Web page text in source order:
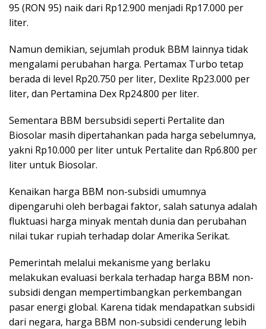
95 (RON 95) naik dari Rp12.900 menjadi Rp17.000 per
liter.
Namun demikian, sejumlah produk BBM lainnya tidak
mengalami perubahan harga. Pertamax Turbo tetap
berada di level Rp20.750 per liter, Dexlite Rp23.000 per
liter, dan Pertamina Dex Rp24.800 per liter.
Sementara BBM bersubsidi seperti Pertalite dan
Biosolar masih dipertahankan pada harga sebelumnya,
yakni Rp10.000 per liter untuk Pertalite dan Rp6.800 per
liter untuk Biosolar.
Kenaikan harga BBM non-subsidi umumnya
dipengaruhi oleh berbagai faktor, salah satunya adalah
fluktuasi harga minyak mentah dunia dan perubahan
nilai tukar rupiah terhadap dolar Amerika Serikat.
Pemerintah melalui mekanisme yang berlaku
melakukan evaluasi berkala terhadap harga BBM non-
subsidi dengan mempertimbangkan perkembangan
pasar energi global. Karena tidak mendapatkan subsidi
dari negara, harga BBM non-subsidi cenderung lebih